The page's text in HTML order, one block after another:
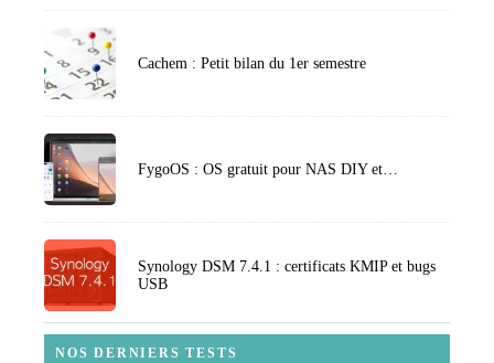
Cachem : Petit bilan du 1er semestre
FygoOS : OS gratuit pour NAS DIY et…
Synology DSM 7.4.1 : certificats KMIP et bugs
USB
NOS DERNIERS TESTS